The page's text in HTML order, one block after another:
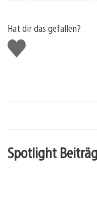
Hat dir das gefallen?
Gefällt
mir
Spotlight